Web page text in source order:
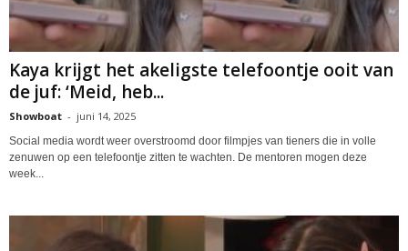
Kaya krijgt het akeligste telefoontje ooit van
de juf: ‘Meid, heb...
Showboat - juni 14, 2025
Social media wordt weer overstroomd door filmpjes van tieners die in volle
zenuwen op een telefoontje zitten te wachten. De mentoren mogen deze
week...